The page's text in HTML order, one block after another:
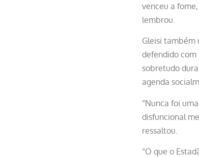
venceu a
lembrou.
Gleisi também
defendido com
sobretudo
agenda
“Nunca foi
disfuncional
ressaltou.
“O que o